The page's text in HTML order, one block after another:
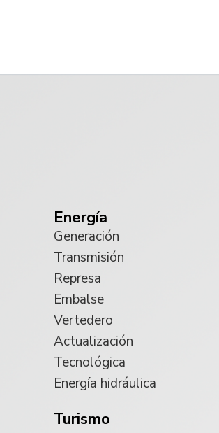
Energía
Generación
Transmisión
Represa
Embalse
Vertedero
Actualización
Tecnológica
Energía hidráulica
Turismo